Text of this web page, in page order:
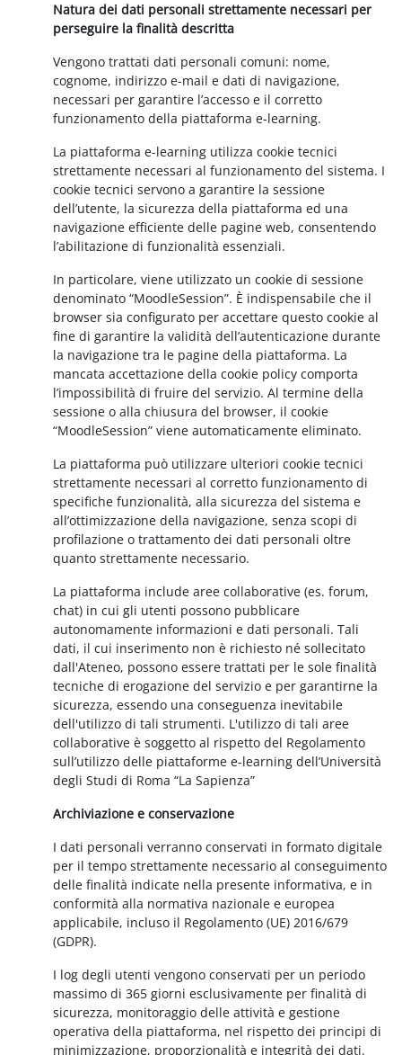
Natura dei dati personali strettamente necessari per
perseguire la finalità descritta
Vengono trattati dati personali comuni: nome,
cognome, indirizzo e-mail e dati di navigazione,
necessari per garantire l’accesso e il corretto
funzionamento della piattaforma e-learning.
La piattaforma e-learning utilizza cookie tecnici
strettamente necessari al funzionamento del sistema. I
cookie tecnici servono a garantire la sessione
dell’utente, la sicurezza della piattaforma ed una
navigazione efficiente delle pagine web, consentendo
l’abilitazione di funzionalità essenziali.
In particolare, viene utilizzato un cookie di sessione
denominato “MoodleSession”. È indispensabile che il
browser sia configurato per accettare questo cookie al
fine di garantire la validità dell’autenticazione durante
la navigazione tra le pagine della piattaforma. La
mancata accettazione della cookie policy comporta
l’impossibilità di fruire del servizio. Al termine della
sessione o alla chiusura del browser, il cookie
“MoodleSession” viene automaticamente eliminato.
La piattaforma può utilizzare ulteriori cookie tecnici
strettamente necessari al corretto funzionamento di
specifiche funzionalità, alla sicurezza del sistema e
all’ottimizzazione della navigazione, senza scopi di
profilazione o trattamento dei dati personali oltre
quanto strettamente necessario.
La piattaforma include aree collaborative (es. forum,
chat) in cui gli utenti possono pubblicare
autonomamente informazioni e dati personali. Tali
dati, il cui inserimento non è richiesto né sollecitato
dall'Ateneo, possono essere trattati per le sole finalità
tecniche di erogazione del servizio e per garantirne la
sicurezza, essendo una conseguenza inevitabile
dell'utilizzo di tali strumenti. L'utilizzo di tali aree
collaborative è soggetto al rispetto del Regolamento
sull’utilizzo delle piattaforme e-learning dell’Università
degli Studi di Roma “La Sapienza”
Archiviazione e conservazione
I dati personali verranno conservati in formato digitale
per il tempo strettamente necessario al conseguimento
delle finalità indicate nella presente informativa, e in
conformità alla normativa nazionale e europea
applicabile, incluso il Regolamento (UE) 2016/679
(GDPR).
I log degli utenti vengono conservati per un periodo
massimo di 365 giorni esclusivamente per finalità di
sicurezza, monitoraggio delle attività e gestione
operativa della piattaforma, nel rispetto dei principi di
minimizzazione, proporzionalità e integrità dei dati.